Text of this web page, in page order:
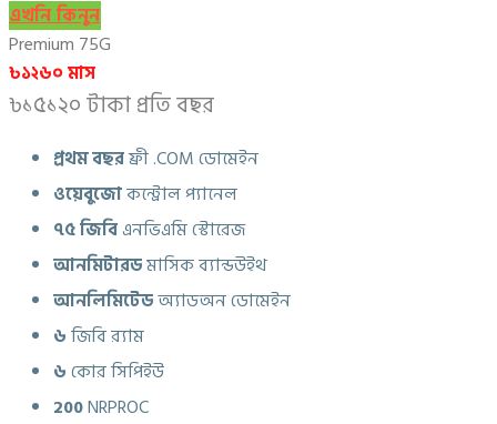
এখনি কিনুন
Premium 75G
৳১২৬০ মাস
৳১৫১২০ টাকা প্রতি বছর
প্রথম বছরফ্রী .COM ডোমেইন
ওয়েবুজোকন্ট্রোল প্যানেল
৭৫ জিবিএনভিএমি স্টোরেজ
আনমিটারডমাসিক ব্যান্ডউইথ
আনলিমিটেডঅ্যাডঅন ডোমেইন
৬জিবি র‍্যাম
৬কোর সিপিইউ
200NRPROC